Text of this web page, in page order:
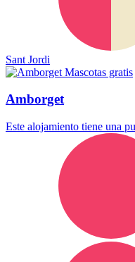
Sant Jordi
Mascotas gratis
Amborget
Este alojamiento tiene una